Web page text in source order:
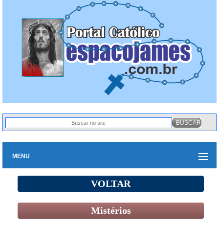
MENU
VOLTAR
Mistérios